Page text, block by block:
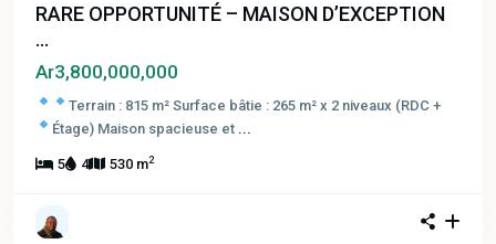
RARE OPPORTUNITÉ – MAISON D’EXCEPTION
...
Ar3,800,000,000
Terrain : 815 m²Surface bâtie : 265 m² x 2 niveaux (RDC +
Étage)Maison spacieuse et ...
5 4 530 m2